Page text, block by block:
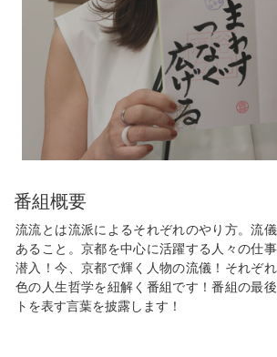
番組概要
流流とは流派によるそれぞれのやり方。流
あること。京都を中心に活躍する人々の仕
潜入！今、京都で輝く人物の流儀！それぞ
色の人生哲学を紐解く番組です！番組の最
トを表す言葉を披露します！